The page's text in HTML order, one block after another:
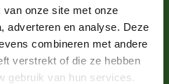
onze site met onze
adverteren en analyse. Deze
combineren met andere
verstrekt of die ze hebben
gebruik van hun services.